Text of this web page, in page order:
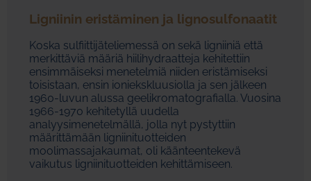
Ligniinin eristäminen ja lignosulfonaatit
Koska sulfiittijäteliemessä on sekä ligniiniä että
merkittäviä määriä hiilihydraatteja kehitettiin
ensimmäiseksi menetelmiä niiden eristämiseksi
toisistaan, ensin ioniekskluusiolla ja sen jälkeen
1960-luvun alussa geelikromatografialla. Vuosina
1966-1970 kehitetyllä uudella
analyysimenetelmällä, jolla nyt pystyttiin
määrittämään ligniinituotteiden
moolimassajakaumat, oli käänteentekevä
vaikutus ligniinituotteiden kehittämiseen.